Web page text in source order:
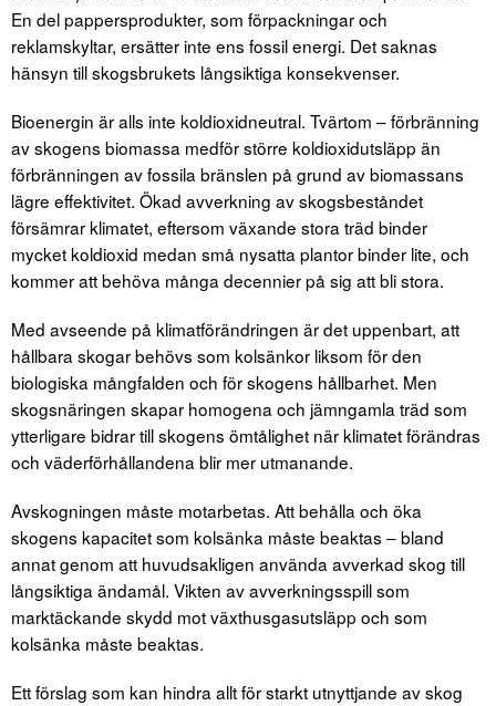
En del pappersprodukter, som förpackningar och
reklamskyltar, ersätter inte ens fossil energi. Det saknas
hänsyn till skogsbrukets långsiktiga konsekvenser.
Bioenergin är alls inte koldioxidneutral. Tvärtom – förbränning
av skogens biomassa medför större koldioxidutsläpp än
förbränningen av fossila bränslen på grund av biomassans
lägre effektivitet. Ökad avverkning av skogsbeståndet
försämrar klimatet, eftersom växande stora träd binder
mycket koldioxid medan små nysatta plantor binder lite, och
kommer att behöva många decennier på sig att bli stora.
Med avseende på klimatförändringen är det uppenbart, att
hållbara skogar behövs som kolsänkor liksom för den
biologiska mångfalden och för skogens hållbarhet. Men
skogsnäringen skapar homogena och jämngamla träd som
ytterligare bidrar till skogens ömtålighet när klimatet förändras
och väderförhållandena blir mer utmanande.
Avskogningen måste motarbetas. Att behålla och öka
skogens kapacitet som kolsänka måste beaktas – bland
annat genom att huvudsakligen använda avverkad skog till
långsiktiga ändamål. Vikten av avverkningsspill som
marktäckande skydd mot växthusgasutsläpp och som
kolsänka måste beaktas.
Ett förslag som kan hindra allt för starkt utnyttjande av skog